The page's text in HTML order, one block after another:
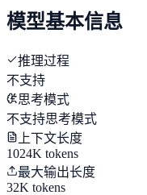
模型基本信息
推理过程
不支持
思考模式
不支持思考模式
上下文长度
1024K tokens
最大输出长度
32K tokens